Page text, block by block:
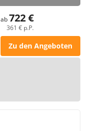
ab722 €
361 € p.P.
Zu den Angeboten